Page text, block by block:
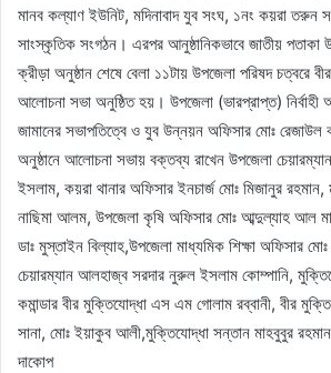
মানব কল্যাণ ইউনিট, মদিনাবাদ যুব সংঘ, ১নং কয়রা তরুন
সাংস্কৃতিক সংগঠন। এরপর আনুষ্ঠানিকভাবে জাতীয়
ক্রীড়া অনুষ্ঠান শেষে বেলা ১১টায় উপজেলা পরিষদ চত্বরে
আলোচনা সভা অনুষ্ঠিত হয়। উপজেলা (ভারপ্রাপ্ত)
জামানের সভাপতিত্বে ও যুব উন্নয়ন অফিসার মোঃ রেজাউল
অনুষ্ঠানে আলোচনা সভায় বক্তব্য রাখেন উপজেলা
ইসলাম, কয়রা থানার অফিসার ইনচার্জ মোঃ মিজানুর রহমান,
নাছিমা আলম, উপজেলা কৃষি অফিসার মোঃ আব্দুল্যাহ আল
ডাঃ মুস্তাইন বিল্যাহ,উপজেলা মাধ্যমিক শিক্ষা অফিসার
চেয়ারম্যান আলহাজ্ব সরদার নুরুল ইসলাম কোম্পানি,
কমান্ডার বীর মুক্তিযোদ্ধা এস এম গোলাম রব্বানী, বীর
সানা, মোঃ ইয়াকুব আলী,মুক্তিযোদ্ধা সন্তান মাহবুবুর
দাকোপ